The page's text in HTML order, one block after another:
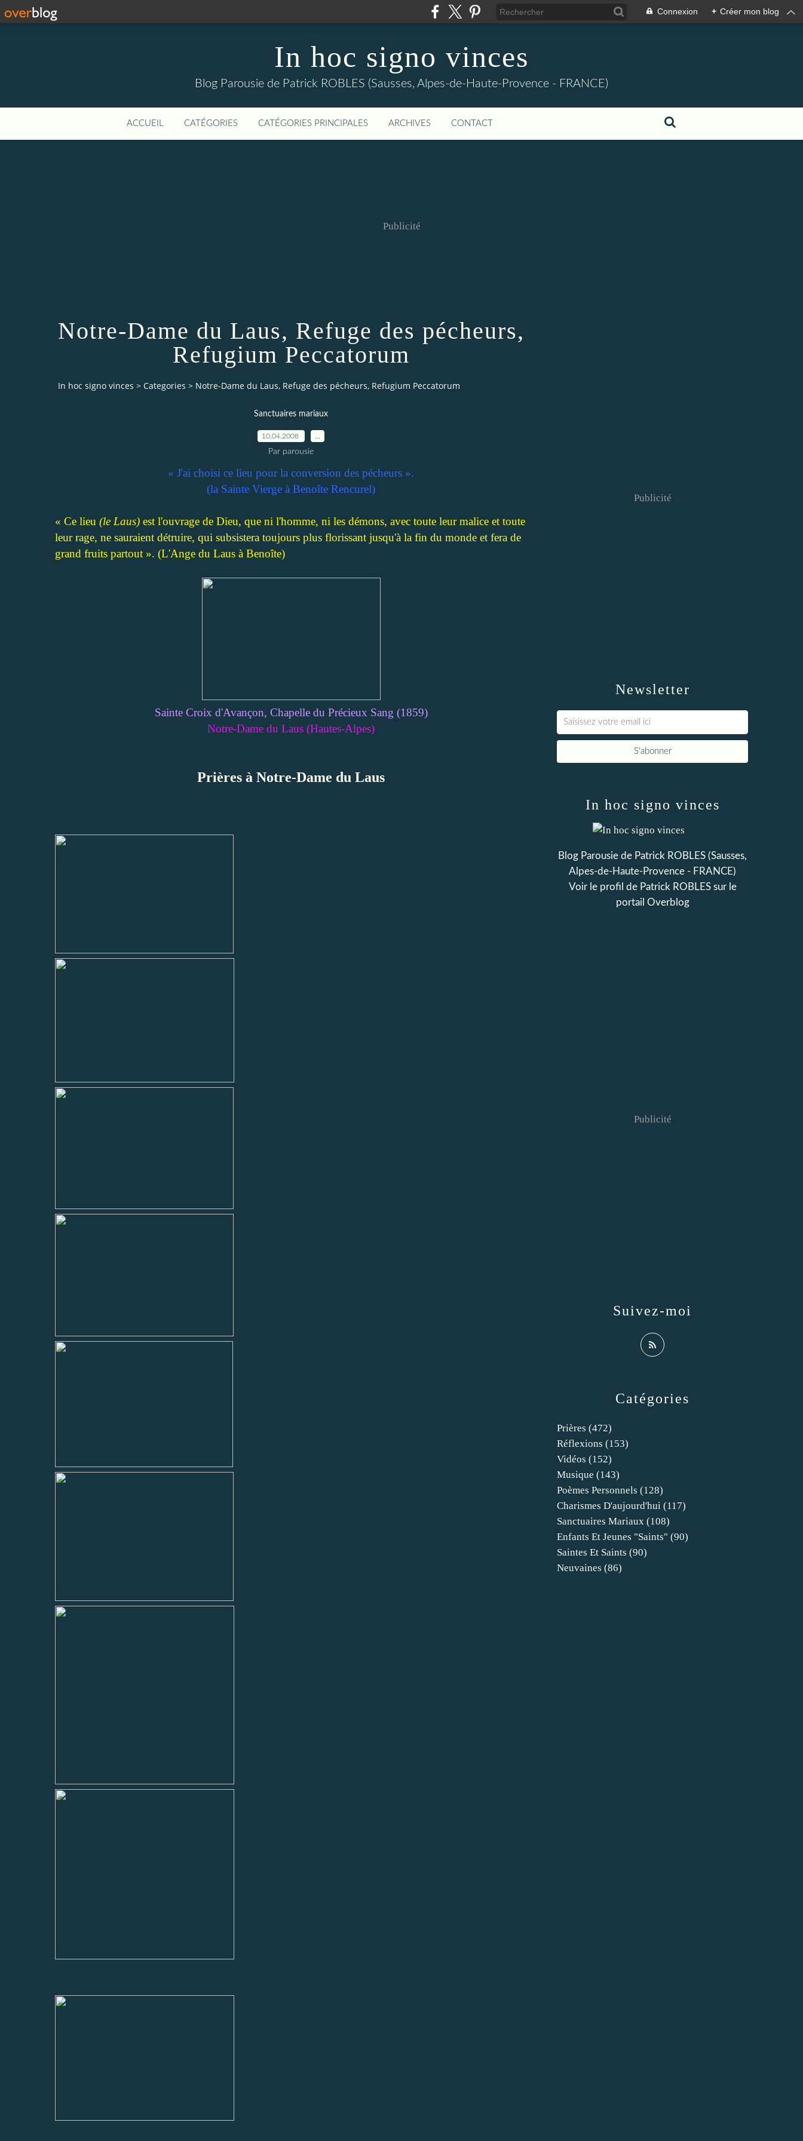
Connexion + Créer mon blog
In hoc signo vinces
Blog Parousie de Patrick ROBLES (Sausses, Alpes-de-Haute-Provence - FRANCE)
ACCUEIL CATÉGORIES CATÉGORIES PRINCIPALES ARCHIVES CONTACT
Publicité
Notre-Dame du Laus, Refuge des pécheurs,
Refugium Peccatorum
In hoc signo vinces > Categories > Notre-Dame du Laus, Refuge des pécheurs, Refugium Peccatorum
Sanctuaires mariaux
10.04.2008
Par parousie
« J'ai choisi ce lieu pour la conversion des pécheurs ».
(la Sainte Vierge à Benoîte Rencurel)
« Ce lieu (le Laus) est l'ouvrage de Dieu, que ni l'homme, ni les démons, avec toute leur malice et toute
leur rage, ne sauraient détruire, qui subsistera toujours plus florissant jusqu'à la fin du monde et fera de
grand fruits partout ». (L'Ange du Laus à Benoîte)
Sainte Croix d'Avançon, Chapelle du Précieux Sang (1859)
Notre-Dame du Laus (Hautes-Alpes)
Prières à Notre-Dame du Laus
Newsletter
Publicité
Catégories
Prières (472)
Réflexions (153)
Vidéos (152)
Musique (143)
Poèmes Personnels (128)
Charismes D'aujourd'hui (117)
Sanctuaires Mariaux (108)
Enfants Et Jeunes "saints" (90)
Saintes Et Saints (90)
Neuvaines (86)
In hoc signo vinces
Blog Parousie de Patrick ROBLES (Sausses,
Alpes-de-Haute-Provence - FRANCE)
Voir le profil de Patrick ROBLESsur le
portail Overblog
Suivez-moi
Publicité